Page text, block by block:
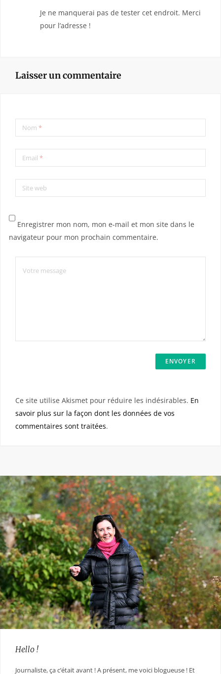
Je ne manquerai pas de tester cet endroit. Merci
pour l’adresse !
Laisser un commentaire
Nom *
Email *
Site web
Enregistrer mon nom, mon e-mail et mon site dans le
navigateur pour mon prochain commentaire.
Ce site utilise Akismet pour réduire les indésirables. En
savoir plus sur la façon dont les données de vos
commentaires sont traitées.
Hello !
Journaliste, ça c’était avant ! A présent, me voici blogueuse ! Et